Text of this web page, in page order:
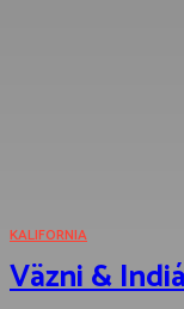
KALIFORNIA
Väzni &